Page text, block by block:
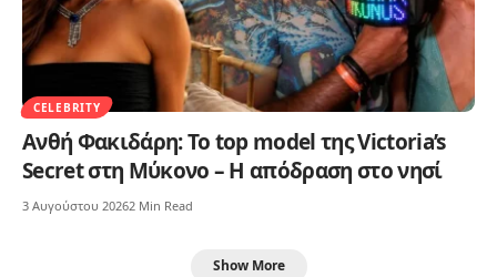
CELEBRITY
Ανθή Φακιδάρη: Το top model της Victoria’s
Secret στη Μύκονο – Η απόδραση στο νησί
3 Αυγούστου 20262 Min Read
Show More